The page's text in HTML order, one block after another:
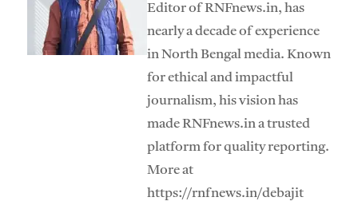
Editor of RNFnews.in, has
nearly a decade of experience
in North Bengal media. Known
for ethical and impactful
journalism, his vision has
made RNFnews.in a trusted
platform for quality reporting.
More at
https://rnfnews.in/debajit